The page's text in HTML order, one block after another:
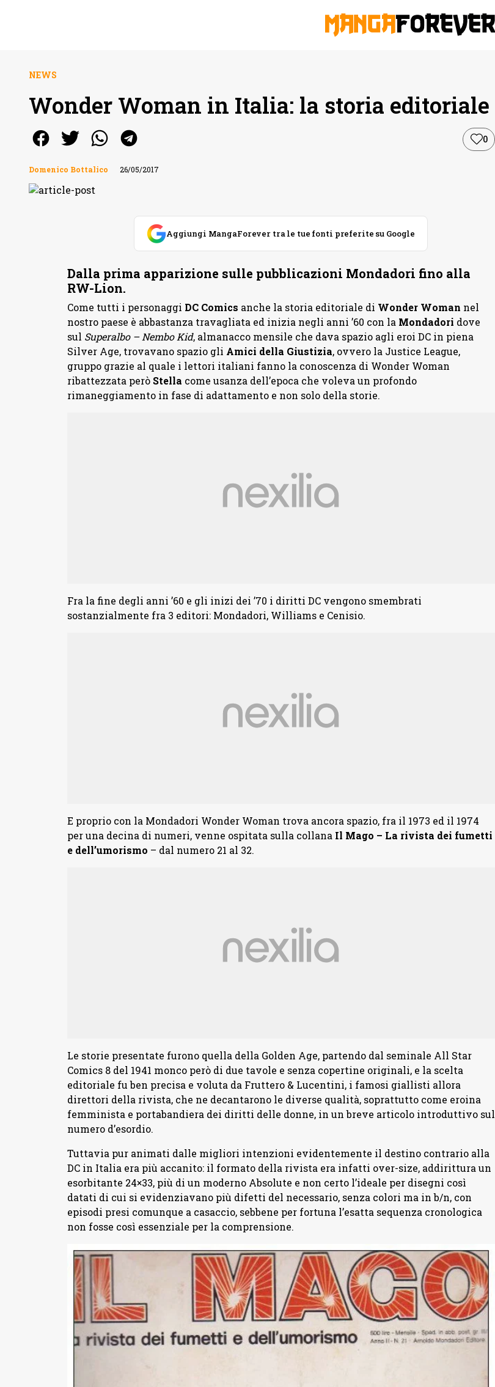
NEWS
Wonder Woman in Italia: la storia editoriale
0
Domenico Bottalico 26/05/2017
Aggiungi MangaForever tra le tue fonti preferite su Google
Dalla prima apparizione sulle pubblicazioni Mondadori fino alla
RW-Lion.
Come tutti i personaggi DC Comics anche la storia editoriale di Wonder Woman nel
nostro paese è abbastanza travagliata ed inizia negli anni ’60 con la Mondadori dove
sul Superalbo – Nembo Kid, almanacco mensile che dava spazio agli eroi DC in piena
Silver Age, trovavano spazio gli Amici della Giustizia, ovvero la Justice League,
gruppo grazie al quale i lettori italiani fanno la conoscenza di Wonder Woman
ribattezzata però Stella come usanza dell’epoca che voleva un profondo
rimaneggiamento in fase di adattamento e non solo della storie.
Fra la fine degli anni ’60 e gli inizi dei ’70 i diritti DC vengono smembrati
sostanzialmente fra 3 editori: Mondadori, Williams e Cenisio.
E proprio con la Mondadori Wonder Woman trova ancora spazio, fra il 1973 ed il 1974
per una decina di numeri, venne ospitata sulla collana Il Mago – La rivista dei fumetti
e dell’umorismo – dal numero 21 al 32.
Le storie presentate furono quella della Golden Age, partendo dal seminale All Star
Comics 8 del 1941 monco però di due tavole e senza copertine originali, e la scelta
editoriale fu ben precisa e voluta da Fruttero & Lucentini, i famosi giallisti allora
direttori della rivista, che ne decantarono le diverse qualità, soprattutto come eroina
femminista e portabandiera dei diritti delle donne, in un breve articolo introduttivo sul
numero d’esordio.
Tuttavia pur animati dalle migliori intenzioni evidentemente il destino contrario alla
DC in Italia era più accanito: il formato della rivista era infatti over-size, addirittura un
esorbitante 24×33, più di un moderno Absolute e non certo l’ideale per disegni così
datati di cui si evidenziavano più difetti del necessario, senza colori ma in b/n, con
episodi presi comunque a casaccio, sebbene per fortuna l’esatta sequenza cronologica
non fosse così essenziale per la comprensione.